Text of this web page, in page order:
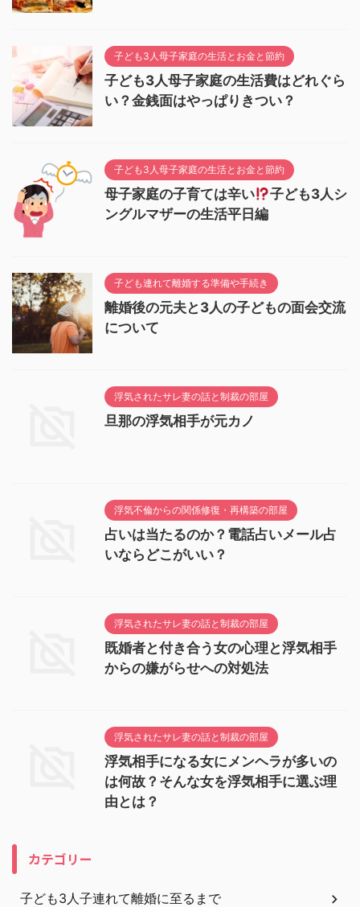
子ども3人母子家庭の生活とお金と節約
子ども3人母子家庭の生活費はどれぐら
い？金銭面はやっぱりきつい？
子ども3人母子家庭の生活とお金と節約
母子家庭の子育ては辛い
子ども3人シ
ングルマザーの生活平日編
子ども連れて離婚する準備や手続き
離婚後の元夫と3人の子どもの面会交流
について
浮気されたサレ妻の話と制裁の部屋
旦那の浮気相手が元カノ
浮気不倫からの関係修復・再構築の部屋
占いは当たるのか？電話占いメール占
いならどこがいい？
浮気されたサレ妻の話と制裁の部屋
既婚者と付き合う女の心理と浮気相手
からの嫌がらせへの対処法
浮気されたサレ妻の話と制裁の部屋
浮気相手になる女にメンヘラが多いの
は何故？そんな女を浮気相手に選ぶ理
由とは？
カテゴリー
子ども3人子連れて離婚に至るまで